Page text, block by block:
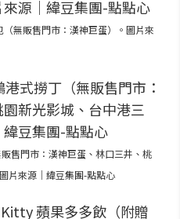
無販售門市：漢神巨蛋）。圖片來
售門市：漢神巨蛋、林口三井、桃
片來源｜緯豆集團-點點心